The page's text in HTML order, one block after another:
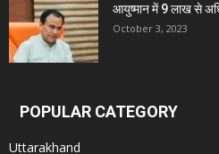
आयुष्मान में 9 लाख से
October 3, 2023
POPULAR CATEGORY
Uttarakhand